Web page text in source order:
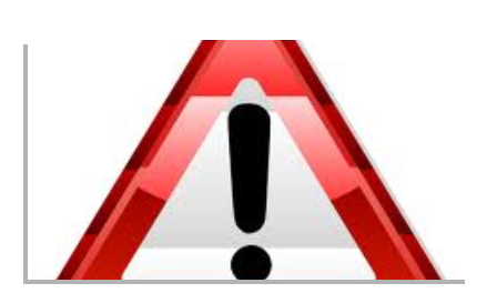
Postkarte
2012